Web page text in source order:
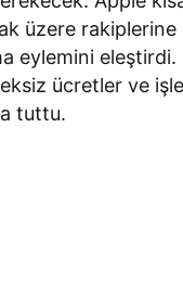
üzere rakiplerine
eylemini
ücretler ve
tuttu.